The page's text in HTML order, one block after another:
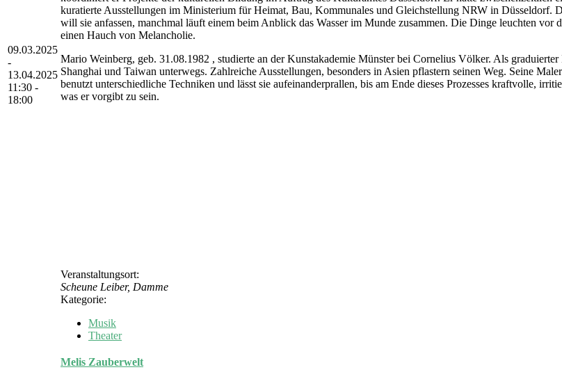
09.03.2025
-
13.04.2025
11:30 -
18:00
kuratierte Ausstellungen im Ministerium für Heimat, Bau, Kommunales und Gleichstellung NRW in Düsseldorf.
will sie anfassen, manchmal läuft einem beim Anblick das Wasser im Munde zusammen. Die Dinge leuchten
einen Hauch von Melancholie.
Mario Weinberg, geb. 31.08.1982 , studierte an der Kunstakademie Münster bei Cornelius Völker. Als
Shanghai und Taiwan unterwegs. Zahlreiche Ausstellungen, besonders in Asien pflastern seinen Weg. Seine
benutzt unterschiedliche Techniken und lässt sie aufeinanderprallen, bis am Ende dieses Prozesses kraftvolle,
was er vorgibt zu sein.
Veranstaltungsort:
Scheune Leiber, Damme
Kategorie:
Musik
Theater
Melis Zauberwelt